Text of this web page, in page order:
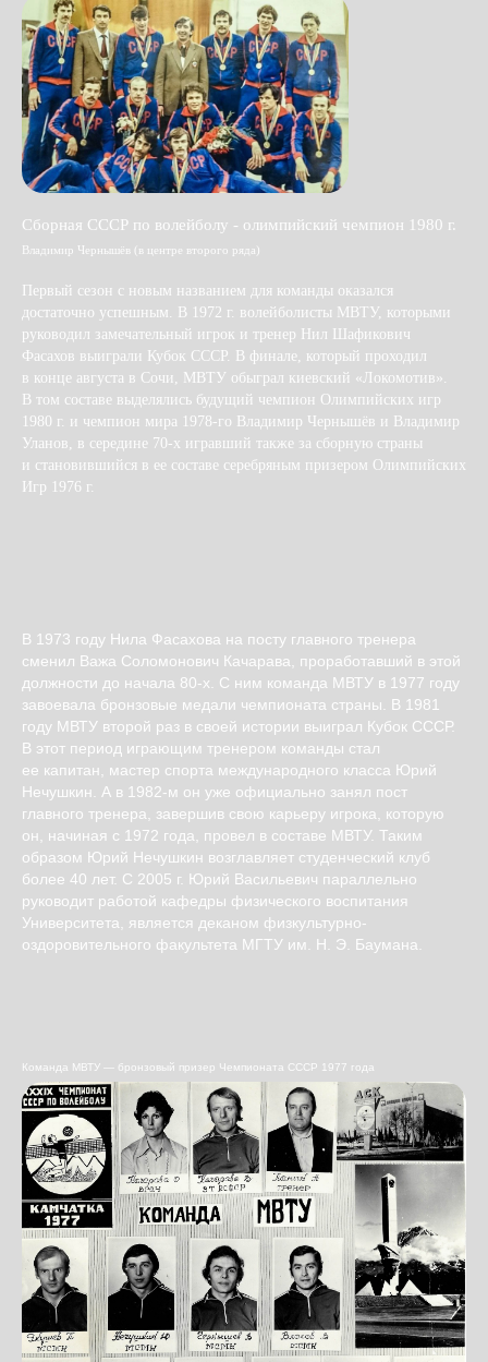
Сборная СССР по волейболу - олимпийский чемпион 1980 г.
Владимир Чернышёв (в центре второго ряда)
Первый сезон с новым названием для команды оказался
достаточно успешным. В 1972 г. волейболисты МВТУ, которыми
руководил замечательный игрок и тренер Нил Шафикович
Фасахов выиграли Кубок СССР. В финале, который проходил
в конце августа в Сочи, МВТУ обыграл киевский «Локомотив».
В том составе выделялись будущий чемпион Олимпийских игр
1980 г. и чемпион мира 1978-го Владимир Чернышёв и Владимир
Уланов, в середине 70-х игравший также за сборную страны
и становившийся в ее составе серебряным призером Олимпийских
Игр 1976 г.
В 1973 году Нила Фасахова на посту главного тренера
сменил Важа Соломонович Качарава, проработавший в этой
должности до начала 80-х. С ним команда МВТУ в 1977 году
завоевала бронзовые медали чемпионата страны. В 1981
году МВТУ второй раз в своей истории выиграл Кубок СССР.
В этот период играющим тренером команды стал
ее капитан, мастер спорта международного класса Юрий
Нечушкин. А в 1982-м он уже официально занял пост
главного тренера, завершив свою карьеру игрока, которую
он, начиная с 1972 года, провел в составе МВТУ. Таким
образом Юрий Нечушкин возглавляет студенческий клуб
более 40 лет. С 2005 г. Юрий Васильевич параллельно
руководит работой кафедры физического воспитания
Университета, является деканом физкультурно-
оздоровительного факультета МГТУ им. Н. Э. Баумана.
Команда МВТУ — бронзовый призер Чемпионата СССР 1977 года